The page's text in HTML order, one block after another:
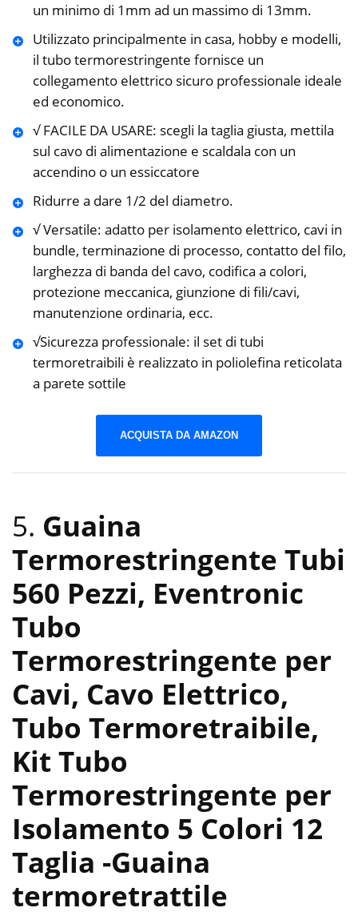
un minimo di 1mm ad un massimo di 13mm.
Utilizzato principalmente in casa, hobby e modelli,
il tubo termorestringente fornisce un
collegamento elettrico sicuro professionale ideale
ed economico.
√ FACILE DA USARE: scegli la taglia giusta, mettila
sul cavo di alimentazione e scaldala con un
accendino o un essiccatore
Ridurre a dare 1/2 del diametro.
√ Versatile: adatto per isolamento elettrico, cavi in ​​
bundle, terminazione di processo, contatto del filo,
larghezza di banda del cavo, codifica a colori,
protezione meccanica, giunzione di fili/cavi,
manutenzione ordinaria, ecc.
√Sicurezza professionale: il set di tubi
termoretraibili è realizzato in poliolefina reticolata
a parete sottile
ACQUISTA DA AMAZON
5. Guaina
Termorestringente Tubi
560 Pezzi, Eventronic
Tubo
Termorestringente per
Cavi, Cavo Elettrico,
Tubo Termoretraibile,
Kit Tubo
Termorestringente per
Isolamento 5 Colori 12
Taglia -Guaina
termoretrattile